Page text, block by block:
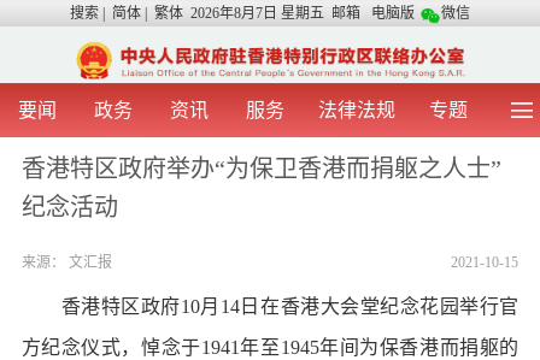
搜索 简体 繁体 2026年8月7日 星期五 邮箱 电脑版 微信
要闻 政务 资讯 服务 法律法规 专题
首 页 图 片 视 频 中央声音
我办动态
办证指引
香港特区政府举办“为保卫香港而捐躯之人士”
纪念活动
2021-10-15
来源： 文汇报
香港特区政府10月14日在香港大会堂纪念花园举行官
方纪念仪式，悼念于1941年至1945年间为保香港而捐躯的